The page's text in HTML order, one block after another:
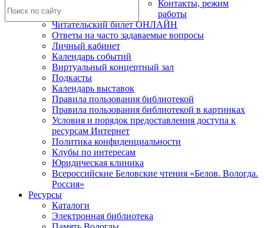
Контакты, режим
работы
Читательский билет ОНЛАЙН
Ответы на часто задаваемые вопросы
Личный кабинет
Календарь событий
Виртуальный концертный зал
Подкасты
Календарь выставок
Правила пользования библиотекой
Правила пользования библиотекой в картинках
Условия и порядок предоставления доступа к
ресурсам Интернет
Политика конфиденциальности
Клубы по интересам
Юридическая клиника
Всероссийские Беловские чтения «Белов. Вологда.
Россия»
Ресурсы
Каталоги
Электронная библиотека